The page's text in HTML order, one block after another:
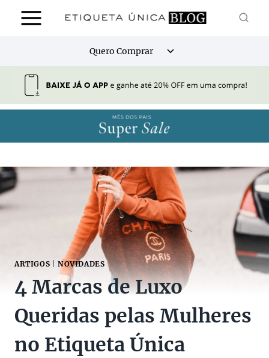
para
Quero Comprar
Alternar
ARTIGOS NOVIDADES
4 Marcas de Luxo
Queridas pelas Mulheres
no Etiqueta Única